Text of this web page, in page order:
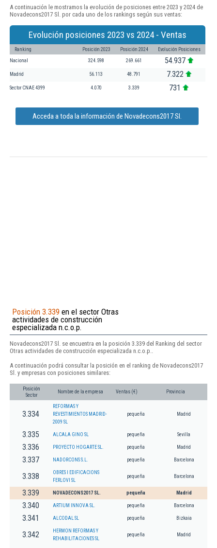
A continuación le mostramos la evolución de posiciones entre 2023 y 2024 de
Novadecons2017 Sl. por cada uno de los rankings según sus ventas:
Evolución posiciones 2023 vs 2024 - Ventas
Ranking Posición 2023 Posición 2024 Evolución Posiciones
Nacional 324.598 269.661 54.937
Madrid 56.113 48.791 7.322
Sector CNAE 4399 4.070 3.339 731
Acceda a toda la información de Novadecons2017 Sl.
Posición 3.339 en el sector Otras
actividades de construcción
especializada n.c.o.p.
Novadecons2017 Sl. se encuentra en la posición 3.339 del Ranking del sector
Otras actividades de construcción especializada n.c.o.p..
A continuación podrá consultar la posición en el ranking de Novadecons2017
Sl. y empresas con posiciones similares:
Posición
Sector
Nombre de la empresa Ventas (€) Provincia
3.334
REFORMAS Y
REVESTIMIENTOS MADRID-
2009 SL
pequeña Madrid
3.335 ALCALA GINO SL pequeña Sevilla
3.336 PROYECTO HOGARTE SL. pequeña Madrid
3.337 NADORCONS S.L. pequeña Barcelona
3.338
OBRES I EDIFICACIONS
FERLOVI SL
pequeña Barcelona
3.339 NOVADECONS2017 SL. pequeña Madrid
3.340 ARTIUM INNOVA SL. pequeña Barcelona
3.341 ALCODAL SL pequeña Bizkaia
3.342
HERMON REFORMAS Y
REHABILITACIONES SL
pequeña Madrid